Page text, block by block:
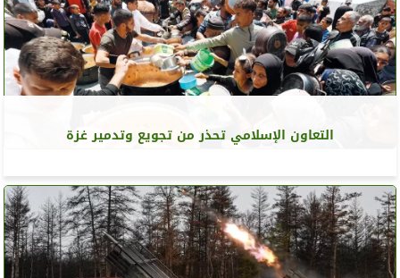
التعاون الإسلامي تحذر من تجويع وتدمير غزة